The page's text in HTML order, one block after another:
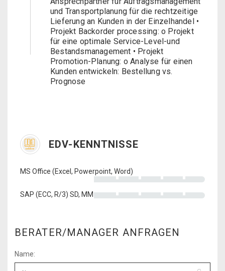
und Transportplanung für die rechtzeitige
Lieferung an Kunden in der Einzelhandel •
Projekt Backorder processing: o Projekt
für eine optimale Service-Level-und
Bestandsmanagement • Projekt
Promotion-Planung: o Analyse für einen
Kunden entwickeln: Bestellung vs.
Prognose
EDV-KENNTNISSE
MS Office (Excel, Powerpoint, Word)
SAP (ECC, R/3) SD, MM
BERATER/MANAGER ANFRAGEN
Name: